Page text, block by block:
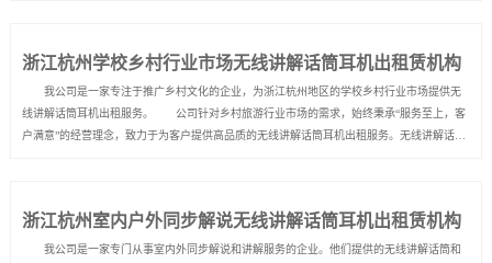
浙江杭州学校乡村行业市场无线讲解话筒耳机出租赁机构
我公司是一家专注于推广乡村文化的企业，为浙江杭州地区的学校乡村行业市场提供无
线讲解话筒耳机出租服务。 公司针对乡村旅游行业市场的需求，始终秉承“服务至上，客
户满意”的经营理念，致力于为客户提供高品质的无线讲解话筒耳机出租服务。无线讲解话筒
浙江杭州室内户外同步解说无线讲解话筒耳机出租赁机构
我公司是一家专门从事室内外同步解说和讲解服务的企业。他们提供的无线讲解话筒和